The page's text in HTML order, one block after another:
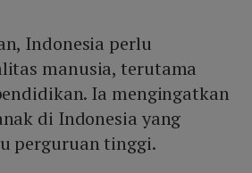
Indonesia perlu
manusia, terutama
Ia mengingatkan
di Indonesia yang
perguruan tinggi.